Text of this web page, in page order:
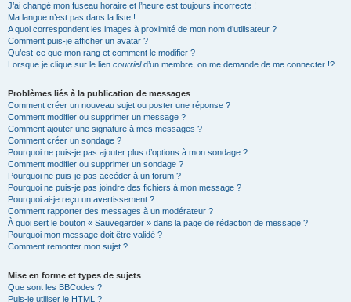
J’ai changé mon fuseau horaire et l’heure est toujours incorrecte !
Ma langue n’est pas dans la liste !
A quoi correspondent les images à proximité de mon nom d’utilisateur ?
Comment puis-je afficher un avatar ?
Qu’est-ce que mon rang et comment le modifier ?
Lorsque je clique sur le lien courrield’un membre, on me demande de me connecter !?
Problèmes liés à la publication de messages
Comment créer un nouveau sujet ou poster une réponse ?
Comment modifier ou supprimer un message ?
Comment ajouter une signature à mes messages ?
Comment créer un sondage ?
Pourquoi ne puis-je pas ajouter plus d’options à mon sondage ?
Comment modifier ou supprimer un sondage ?
Pourquoi ne puis-je pas accéder à un forum ?
Pourquoi ne puis-je pas joindre des fichiers à mon message ?
Pourquoi ai-je reçu un avertissement ?
Comment rapporter des messages à un modérateur ?
À quoi sert le bouton « Sauvegarder » dans la page de rédaction de message ?
Pourquoi mon message doit être validé ?
Comment remonter mon sujet ?
Mise en forme et types de sujets
Que sont les BBCodes ?
Puis-je utiliser le HTML ?